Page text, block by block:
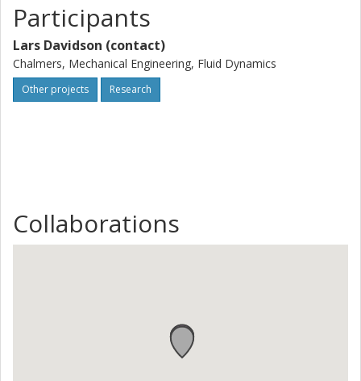
Förväntade effekter och resultat:
Projektet kommer att resultera i förbättrad
simuleringsförmåga av komplexa instationära flygtekniska
strömningsfall. Projektet har således potential att bidra till
förbättrad produktkvalitet, en effektivare designprocess
Participants
Lars Davidson (contact)
Chalmers, Mechanical Engineering, Fluid Dynamics
Other projects Research
Collaborations